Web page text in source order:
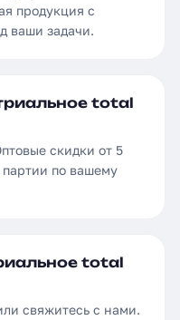
продукция с
ваши задачи.
total
скидки от 5
партии по вашему
total
свяжитесь с нами.